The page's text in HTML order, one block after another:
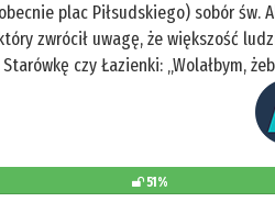
plac Piłsudskiego) sobór
zwrócił uwagę, że większość
czy Łazienki: „Wolałbym,
51%